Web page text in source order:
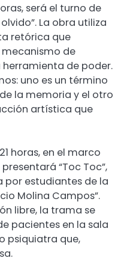
será el turno de
La obra utiliza
retórica que
mecanismo de
de poder.
uno es un término
la memoria y el otro
artística que
horas, en el marco
“Toc Toc”,
por estudiantes de la
Molina Campos”.
libre, la trama se
pacientes en la sala
psiquiatra que,